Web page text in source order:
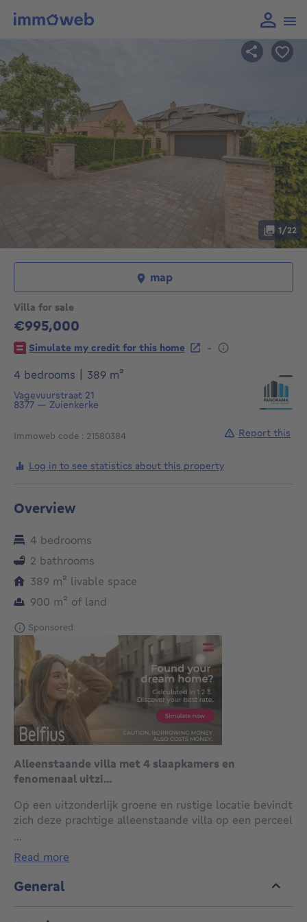
Villa for sale
€995,000
995000€
Simulate my credit for this home
-
4 bedrooms
389 m²
Vagevuurstraat 21
8377 — Zuienkerke
Immoweb code : 21580384
1/22
map
Log in to see statistics about this property
Report this
Overview
4 bedrooms
2 bathrooms
389 m² square meters
livable space
900 m² square meters
of land
Sponsored
Alleenstaande villa met 4 slaapkamers en
fenomenaal uitzi...
Op een uitzonderlijk groene en rustige locatie bevindt
zich deze prachtige alleenstaande villa op een perceel
door haar fenomenaal uitzicht op groen en water,
afwerkingen en ruimtegevoel. Een ideale thuis voor
wie op zoek is naar rust, natuur en hedendaags
wooncomfort, gecombineerd met een vlotte
verbinding naar Brugge, Blankenberge en Knokke.
...
read more
General